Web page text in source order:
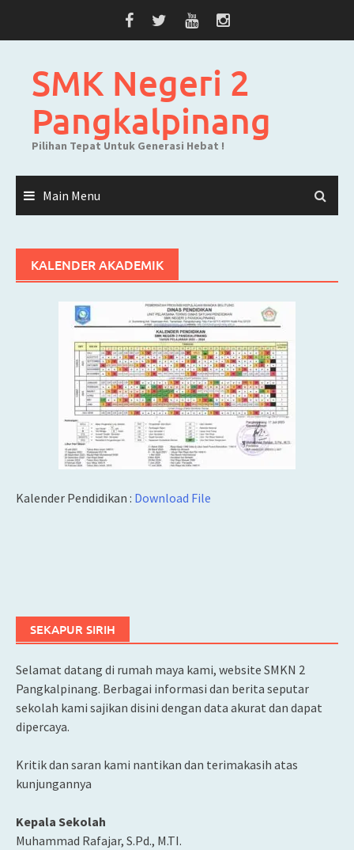
SMK Negeri 2
Pangkalpinang
Pilihan Tepat Untuk Generasi Hebat !
Main Menu
KALENDER AKADEMIK
Kalender Pendidikan : Download File
SEKAPUR SIRIH
Selamat datang di rumah maya kami, website SMKN 2
Pangkalpinang. Berbagai informasi dan berita seputar
sekolah kami sajikan disini dengan data akurat dan dapat
dipercaya.
Kritik dan saran kami nantikan dan terimakasih atas
kunjungannya
Kepala Sekolah
Muhammad Rafajar, S.Pd., M.TI.